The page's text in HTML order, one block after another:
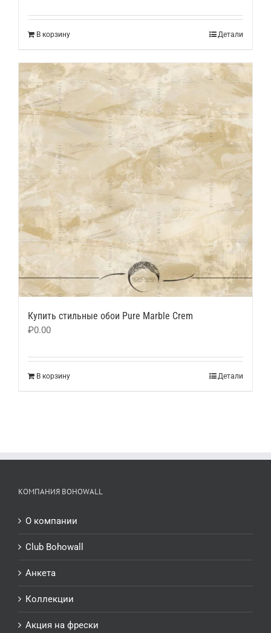
В корзину Детали
Купить стильные обои Pure Marble Crem
₽0.00
В корзину Детали
КОМПАНИЯ BOHOWALL
О компании
Club Bohowall
Анкета
Коллекции
Акция на фрески